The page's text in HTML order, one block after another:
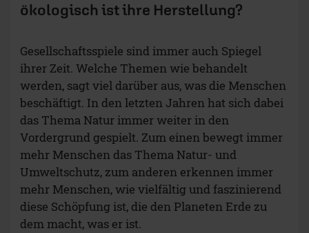
ökologisch ist ihre Herstellung?
Gesellschaftsspiele sind immer auch Spiegel
ihrer Zeit. Welche Themen wie behandelt
werden, sagt viel darüber aus, was die Menschen
beschäftigt. In den letzten Jahren hat sich dabei
das Thema Natur immer weiter in den
Vordergrund gespielt. Zum einen bewegt immer
mehr Menschen das Thema Natur- und
Umweltschutz, zum anderen erkennen immer
mehr Menschen, wie vielfältig und faszinierend
diese Schöpfung ist, die den Planeten Erde zu
dem macht, was er ist.